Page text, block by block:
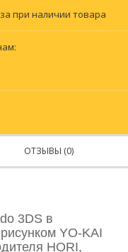
при наличии товара
ОТЗЫВЫ (0)
3DS в
YO-KAI
HORI,